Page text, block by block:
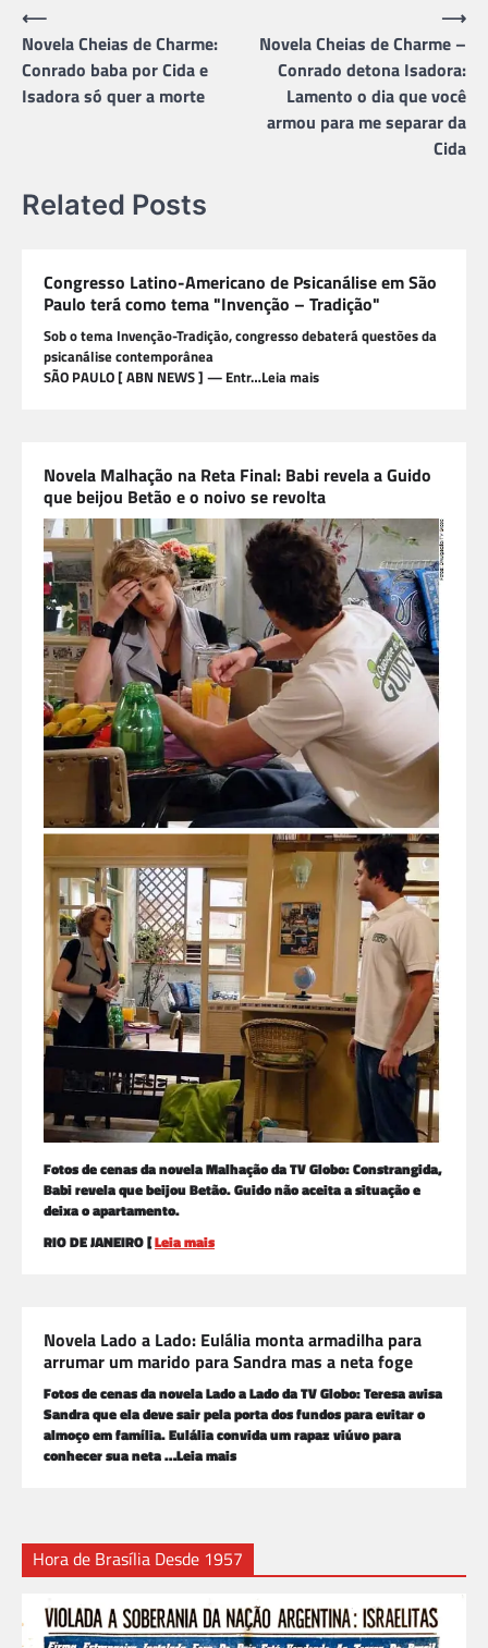
Navegação
de
Post
⟵
Novela Cheias de Charme:
Conrado baba por Cida e
Isadora só quer a morte
Novela Cheias de Charme –
Conrado detona Isadora:
Lamento o dia que você
armou para me separar da
Cida
⟶
Related Posts
Congresso Latino-Americano de Psicanálise em São
Paulo terá como tema "Invenção – Tradição"
Sob o tema Invenção-Tradição, congresso debaterá questões da
psicanálise contemporânea
SÃO PAULO [ ABN NEWS ] — Entr…Leia mais
Novela Malhação na Reta Final: Babi revela a Guido
que beijou Betão e o noivo se revolta
Fotos de cenas da novela Malhação da TV Globo: Constrangida,
Babi revela que beijou Betão. Guido não aceita a situação e
deixa o apartamento.
RIO DE JANEIRO [Leia mais
Novela Lado a Lado: Eulália monta armadilha para
arrumar um marido para Sandra mas a neta foge
Fotos de cenas da novela Lado a Lado da TV Globo: Teresa avisa
Sandra que ela deve sair pela porta dos fundos para evitar o
almoço em família. Eulália convida um rapaz viúvo para
conhecer sua neta …Leia mais
Hora de Brasília Desde 1957